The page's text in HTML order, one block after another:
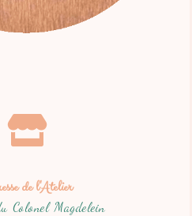
de l'Atelier
Colonel Magdelein